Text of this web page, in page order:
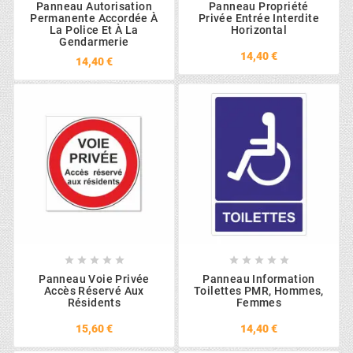
Panneau Autorisation
Permanente Accordée À
La Police Et À La
Gendarmerie
14,40 €
Panneau Propriété
Privée Entrée Interdite
Horizontal
14,40 €
    
Panneau Voie Privée
Accès Réservé Aux
Résidents
15,60 €
    
Panneau Information
Toilettes PMR, Hommes,
Femmes
14,40 €